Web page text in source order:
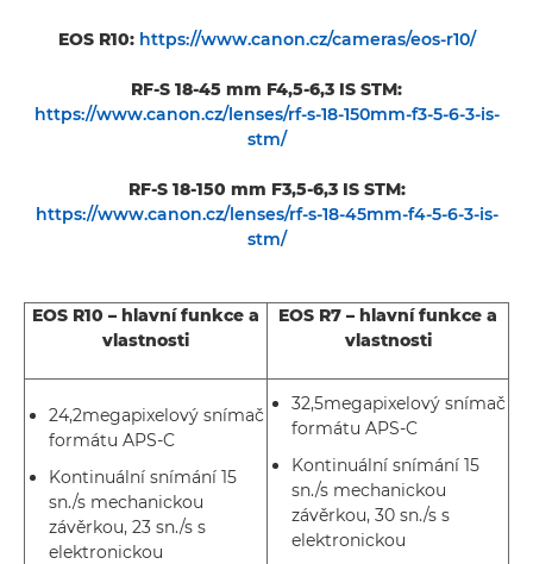
EOS R10: https://www.canon.cz/cameras/eos-r10/
RF-S 18-45 mm F4,5-6,3 IS STM:
https://www.canon.cz/lenses/rf-s-18-150mm-f3-5-6-3-is-
stm/
RF-S 18-150 mm F3,5-6,3 IS STM:
https://www.canon.cz/lenses/rf-s-18-45mm-f4-5-6-3-is-
stm/
EOS R10 – hlavní funkce a
vlastnosti
EOS R7 – hlavní funkce a
vlastnosti
24,2megapixelový snímač
formátu APS-C
Kontinuální snímání 15
sn./s mechanickou
závěrkou, 23 sn./s s
elektronickou
32,5megapixelový snímač
formátu APS-C
Kontinuální snímání 15
sn./s mechanickou
závěrkou, 30 sn./s s
elektronickou